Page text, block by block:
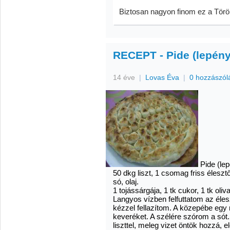
Biztosan nagyon finom ez a
RECEPT - Pide
14 éve | Lovas Éva | 0
Pide
50 dkg liszt, 1 csomag friss
só, olaj.
1 tojássárgája, 1 tk cukor, 1 tk
Langyos vízben felfuttatom az
kézzel fellazítom. A közepébe
keveréket. A szélére szórom a
liszttel, meleg vizet öntök hozzá,